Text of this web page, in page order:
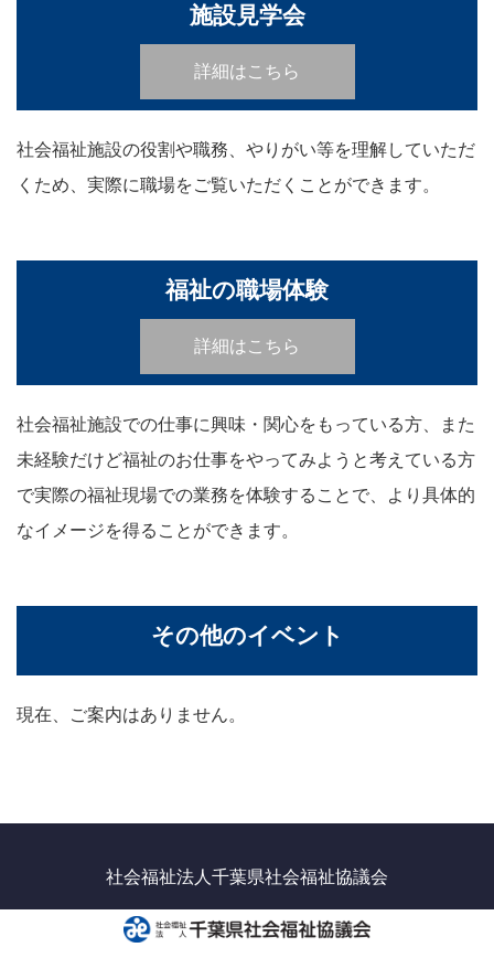
施設見学会
詳細はこちら
社会福祉施設の役割や職務、やりがい等を理解していただ
くため、実際に職場をご覧いただくことができます。
福祉の職場体験
詳細はこちら
社会福祉施設での仕事に興味・関心をもっている方、また
未経験だけど福祉のお仕事をやってみようと考えている方
で実際の福祉現場での業務を体験することで、より具体的
なイメージを得ることができます。
その他のイベント
現在、ご案内はありません。
社会福祉法人千葉県社会福祉協議会